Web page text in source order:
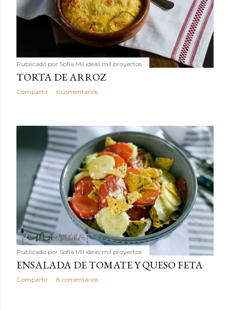
Publicado por Sofía Mil ideas mil proyectos
TORTA DE ARROZ
Compartir 6 comentarios
Publicado por Sofía Mil ideas mil proyectos
ENSALADA DE TOMATE Y QUESO FETA
Compartir 8 comentarios